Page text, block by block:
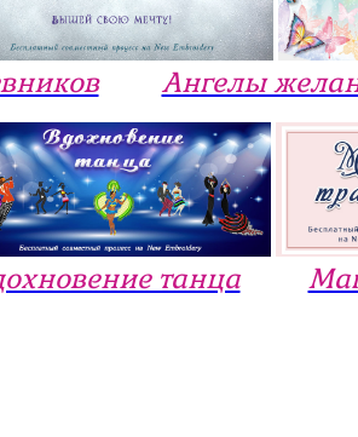
Ангелы
танца